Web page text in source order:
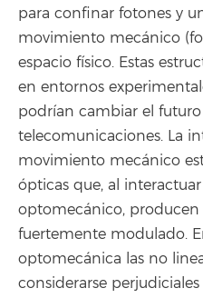
para confinar fotones y
movimiento mecánico
espacio físico. Estas
en entornos
podrían cambiar el futuro
telecomunicaciones. La
movimiento mecánico
ópticas que, al
optomecánico,
fuertemente modulado.
optomecánica las no
considerarse